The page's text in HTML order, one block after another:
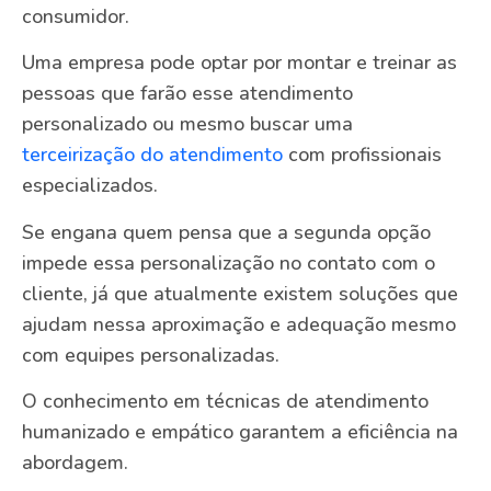
consumidor.
Uma empresa pode optar por montar e treinar as
pessoas que farão esse atendimento
personalizado ou mesmo buscar uma
terceirização do atendimento com profissionais
especializados.
Se engana quem pensa que a segunda opção
impede essa personalização no contato com o
cliente, já que atualmente existem soluções que
ajudam nessa aproximação e adequação mesmo
com equipes personalizadas.
O conhecimento em técnicas de atendimento
humanizado e empático garantem a eficiência na
abordagem.